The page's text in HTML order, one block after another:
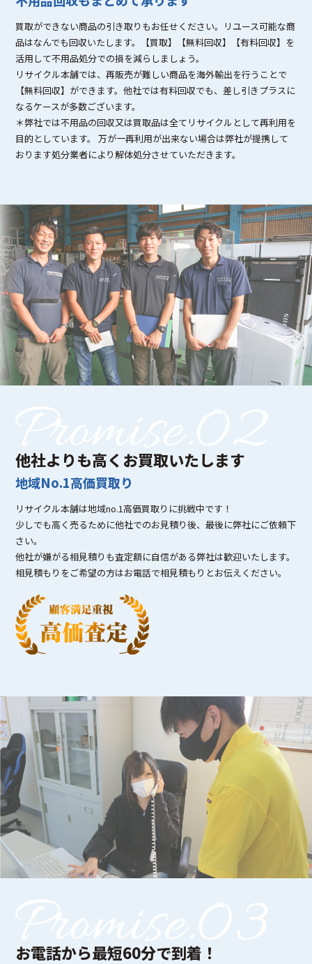
買取ができない商品の引き取りもお任せください。リユース可能な商
品はなんでも回収いたします。【買取】【無料回収】【有料回収】を
活用して不用品処分での損を減らしましょう。
リサイクル本舗では、再販売が難しい商品を海外輸出を行うことで
【無料回収】ができます。他社では有料回収でも、差し引きプラスに
なるケースが多数ございます。
＊弊社では不用品の回収又は買取品は全てリサイクルとして再利用を
目的としています。 万が一再利用が出来ない場合は弊社が提携して
おります処分業者により解体処分させていただきます。
他社よりも高くお買取いたします
地域No.1高価買取り
リサイクル本舗は地域no.1高価買取りに挑戦中です！
少しでも高く売るために他社でのお見積り後、最後に弊社にご依頼下
さい。
他社が嫌がる相見積りも査定額に自信がある弊社は歓迎いたします。
相見積もりをご希望の方はお電話で相見積もりとお伝えください。
お電話から最短60分で到着！